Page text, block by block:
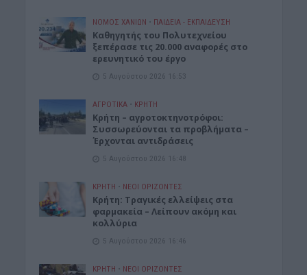
ΝΟΜΌΣ ΧΑΝΊΩΝ • ΠΑΙΔΕΙΑ - ΕΚΠΑΙΔΕΥΣΗ
Καθηγητής του Πολυτεχνείου
ξεπέρασε τις 20.000 αναφορές στο
ερευνητικό του έργο
5 Αυγούστου 2026 16:53
ΑΓΡΟΤΙΚΑ • ΚΡΗΤΗ
Κρήτη – αγροτοκτηνοτρόφοι:
Συσσωρεύονται τα προβλήματα –
Έρχονται αντιδράσεις
5 Αυγούστου 2026 16:48
ΚΡΗΤΗ • ΝΕΟΙ ΟΡΙΖΟΝΤΕΣ
Κρήτη: Τραγικές ελλείψεις στα
φαρμακεία – Λείπουν ακόμη και
κολλύρια
5 Αυγούστου 2026 16:46
ΚΡΗΤΗ • ΝΕΟΙ ΟΡΙΖΟΝΤΕΣ